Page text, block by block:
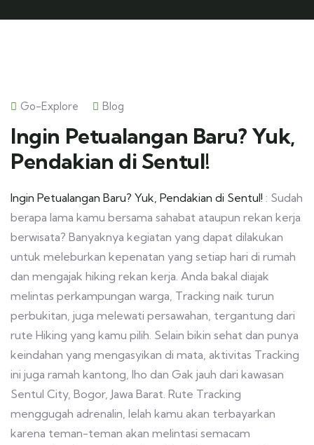
Go-Explore Blog
Ingin Petualangan Baru? Yuk,
Pendakian di Sentul!
Ingin Petualangan Baru? Yuk, Pendakian di Sentul! : Sudah
berapa lama kamu bersama sahabat ataupun rekan kerja
berwisata? Banyaknya kegiatan yang dapat dilakukan
untuk meleburkan kepenatan yang setiap hari di rumah
dan mengajak hiking rekan kerja. Anda bakal diajak
melintas perkampungan warga, Tracking naik turun
perbukitan, juga melewati persawahan, tergantung dari
rute Hiking yang kamu pilih. Selain bikin sehat dan punya
keindahan yang mengasyikan di mata, aktivitas Tracking
ini juga ramah kantong, lho dan Gak jauh dari kawasan
Sentul City, Bogor, Jawa Barat. Rute Tracking
menggugah adrenalin, lelah kamu akan terbayarkan
karena teman-teman akan melintasi semacam